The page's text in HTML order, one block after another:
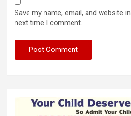
Save my name, email, and website
next time I comment.